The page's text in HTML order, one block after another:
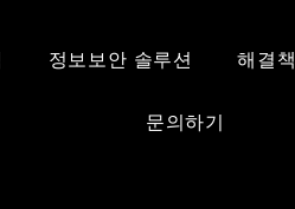
정보보안 솔루션 해결책
문의하기